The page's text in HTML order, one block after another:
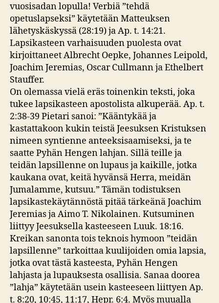
vuosisadan lopulla! Verbiä ”tehdä
opetuslapseksi” käytetään Matteuksen
lähetyskäskyssä (28:19) ja Ap. t. 14:21.
Lapsikasteen varhaisuuden puolesta ovat
kirjoittaneet Albrecht Oepke, Johannes Leipold,
Joachim Jeremias, Oscar Cullmann ja Ethelbert
Stauffer.
On olemassa vielä eräs toinenkin teksti, joka
tukee lapsikasteen apostolista alkuperää. Ap. t.
2:38-39 Pietari sanoi: ”Kääntykää ja
kastattakoon kukin teistä Jeesuksen Kristuksen
nimeen syntienne anteeksisaamiseksi, ja te
saatte Pyhän Hengen lahjan. Sillä teille ja
teidän lapsillenne on lupaus ja kaikille, jotka
kaukana ovat, keitä hyvänsä Herra, meidän
Jumalamme, kutsuu.” Tämän todistuksen
lapsikastekäytännöstä pitää tärkeänä Joachim
Jeremias ja Aimo T. Nikolainen. Kutsuminen
liittyy Jeesuksella kasteeseen Luuk. 18:16.
Kreikan sanonta tois teknois hymoon ”teidän
lapsillenne” tarkoittaa kuulijoiden omia lapsia,
jotka ovat tästä kasteesta, Pyhän Hengen
lahjasta ja lupauksesta osallisia. Sanaa doorea
”lahja” käytetään usein kasteeseen liittyen Ap.
t. 8:20, 10:45, 11:17, Hepr. 6:4. Myös muualla